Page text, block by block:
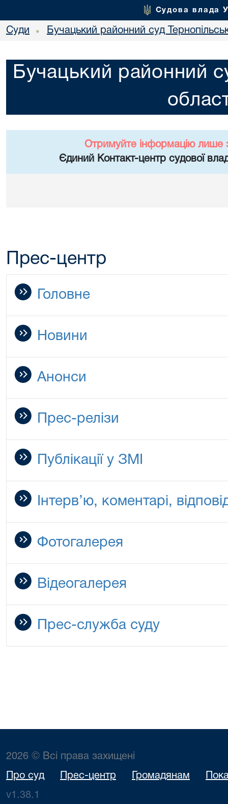
Судова влада
Суди • Бучацький районний суд
Бучацький районний
Отримуйте інформацію лише
Єдиний Контакт-центр судової
Прес-центр
Головне
Новини
Анонси
Прес-релізи
Публікації у ЗМІ
Інтерв’ю, коментарі,
Фотогалерея
Відеогалерея
Прес-служба суду
2026 © Всі права захищені
Про суд Прес-центр Громадянам
v1.38.1